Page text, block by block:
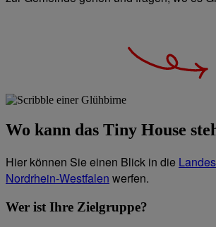
Wo kann das Tiny House
Hier können Sie einen Blick in die
Nordrhein-Westfalen werfen.
Wer ist Ihre Zielgruppe?